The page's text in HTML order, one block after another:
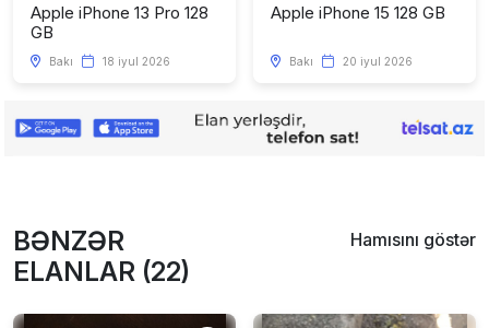
Apple iPhone 13 Pro 128
GB
Bakı 18 iyul 2026
Apple iPhone 15 128 GB
Bakı 20 iyul 2026
BƏNZƏR
ELANLAR (22)
Hamısını göstər